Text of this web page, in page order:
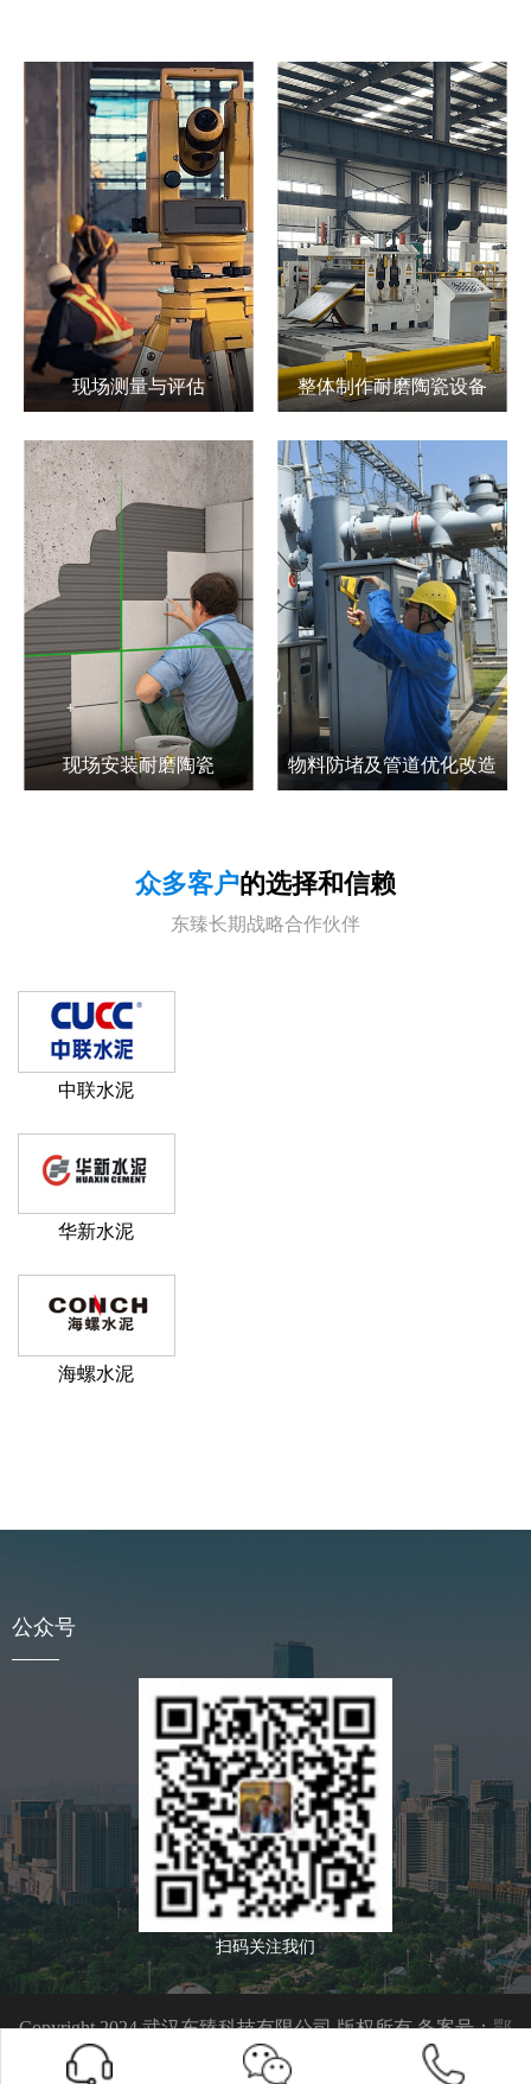
现场测量与评估 整体制作耐磨陶瓷设备
现场安装耐磨陶瓷 物料防堵及管道优化改造
众多客户的选择和信赖
东臻长期战略合作伙伴
中联水泥
华新水泥
海螺水泥
公众号
扫码关注我们
Copyright 2024 武汉东臻科技有限公司 版权所有 备案号：鄂
ICP备09021763号-1